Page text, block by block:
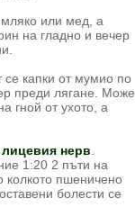
или мед, а
на гладно и вечер
се капки от мумио по
преди лягане. Може
гной от ухото, а
лицевия нерв
1:20 2 пъти на
пшеничено
болести се